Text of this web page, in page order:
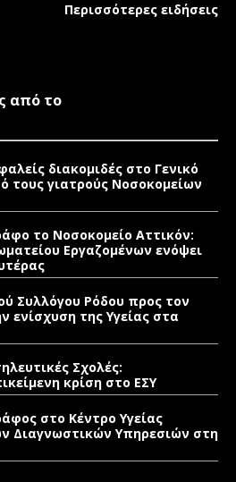
Περισσότερες ειδήσεις
από το
διακομιδές στο Γενικό
τους γιατρούς Νοσοκομείων
το Νοσοκομείο Αττικόν:
Εργαζομένων ενόψει
Συλλόγου Ρόδου προς τον
ενίσχυση της Υγείας στα
Σχολές:
κρίση στο ΕΣΥ
στο Κέντρο Υγείας
Διαγνωστικών Υπηρεσιών στη